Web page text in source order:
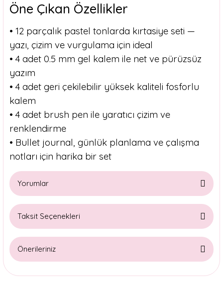
Öne Çıkan Özellikler
• 12 parçalık pastel tonlarda kırtasiye seti —
yazı, çizim ve vurgulama için ideal
• 4 adet 0.5 mm gel kalem ile net ve pürüzsüz
yazım
• 4 adet geri çekilebilir yüksek kaliteli fosforlu
kalem
• 4 adet brush pen ile yaratıcı çizim ve
renklendirme
• Bullet journal, günlük planlama ve çalışma
notları için harika bir set
Yorumlar
Taksit Seçenekleri
Önerileriniz
Bu ürünün fiyat bilgisi, resim, ürün açıklamalarında ve diğer